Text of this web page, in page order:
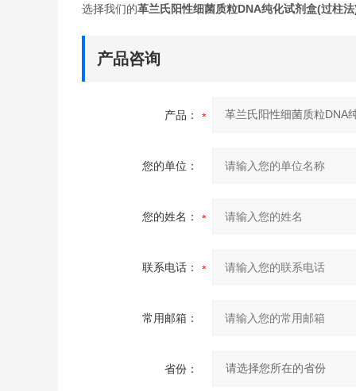
选择我们的革兰氏阳性细菌质粒DNA纯化试剂盒(过柱
产品咨询
产品：
您的单位：
您的姓名：
联系电话：
常用邮箱：
省份：